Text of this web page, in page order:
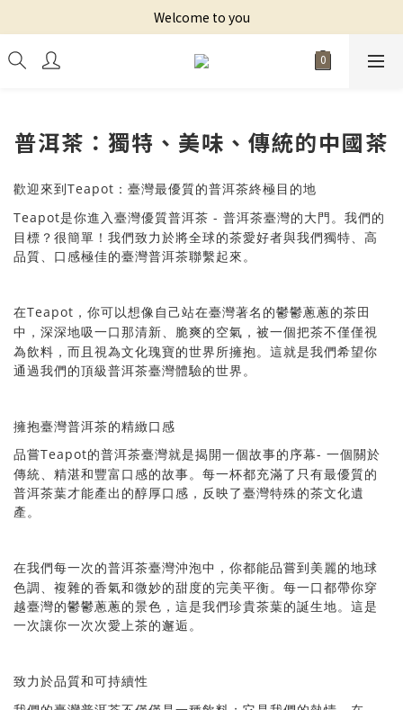
Welcome to you
普洱茶：獨特、美味、傳統的中國茶
歡迎來到 Teapot ：臺灣最優質的普洱茶終極目的地
Teapot是你進入臺灣優質普洱茶 - 普洱茶臺灣的大 門。我們的
目標？很簡單！我們致力於將全球的茶愛好者與我們獨特、高
品質、口感極佳的臺灣普洱茶聯繫起來。
在Teapot ，你可以想像自己站在臺灣著名的鬱鬱蔥蔥的茶田
中，深深地吸一口那清新、脆爽的空氣，被一個把茶不僅僅視
為飲料，而且視為文化瑰寶的世界所擁抱。這就是我們希望你
通過我們的頂級普洱茶臺灣體驗的世界。
擁抱臺灣普洱茶的精緻口感
品嘗Teapot的普洱茶臺灣就是揭開一個故事的序幕- 一個關於
傳統、精湛和豐富口感的故事。每一杯都充滿了只有最優質的
普洱茶葉才能產出的醇厚口感，反映了臺灣特殊的茶文化遺
產。
在我們每一次的普洱茶臺灣沖泡中，你都能品嘗到美麗的地球
色調、複雜的香氣和微妙的甜度的完美平衡。每一口都帶你穿
越臺灣的鬱鬱蔥蔥的景色，這是我們珍貴茶葉的誕生地。這是
一次讓你一次次愛上茶的邂逅。
致力於品質和可持續性